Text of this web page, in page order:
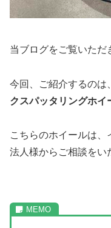
当ブログをご覧いただ
今回、ご紹介するのは、
クスパッタリングホイ
こちらのホイールは、
法人様からご相談をい